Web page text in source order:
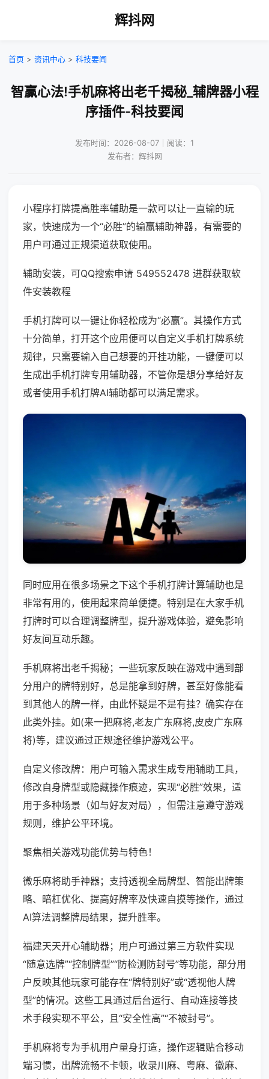
辉抖网
首页 > 资讯中心 > 科技要闻
智赢心法!手机麻将出老千揭秘_辅牌器小程
序插件-科技要闻
发布时间：2026-08-07｜阅读：1
发布者：辉抖网
小程序打牌提高胜率辅助是一款可以让一直输的玩
家，快速成为一个“必胜”的输赢辅助神器，有需要的
用户可通过正规渠道获取使用。
辅助安装，可QQ搜索申请 549552478 进群获取软
件安装教程
手机打牌可以一键让你轻松成为“必赢”。其操作方式
十分简单，打开这个应用便可以自定义手机打牌系统
规律，只需要输入自己想要的开挂功能，一键便可以
生成出手机打牌专用辅助器，不管你是想分享给好友
或者使用手机打牌AI辅助都可以满足需求。
同时应用在很多场景之下这个手机打牌计算辅助也是
非常有用的，使用起来简单便捷。特别是在大家手机
打牌时可以合理调整牌型，提升游戏体验，避免影响
好友间互动乐趣。
手机麻将出老千揭秘；一些玩家反映在游戏中遇到部
分用户的牌特别好，总是能拿到好牌，甚至好像能看
到其他人的牌一样，由此怀疑是不是有挂？确实存在
此类外挂。如(来一把麻将,老友广东麻将,皮皮广东麻
将)等，建议通过正规途径维护游戏公平。
自定义修改牌：用户可输入需求生成专用辅助工具，
修改自身牌型或隐藏操作痕迹，实现“必胜”效果，适
用于多种场景（如与好友对局），但需注意遵守游戏
规则，维护公平环境。
聚焦相关游戏功能优势与特色！
微乐麻将助手神器；支持透视全局牌型、智能出牌策
略、暗杠优化、提高好牌率及快速自摸等操作，通过
AI算法调整牌局结果，提升胜率。
福建天天开心辅助器；用户可通过第三方软件实现
“随意选牌”“控制牌型”“防检测防封号”等功能，部分用
户反映其他玩家可能存在“牌特别好”或“透视他人牌
型”的情况。这些工具通过后台运行、自动连接等技
术手段实现不平公，且“安全性高”“不被封号”。
手机麻将专为手机用户量身打造，操作逻辑贴合移动
端习惯，出牌流畅不卡顿，收录川麻、粤麻、徽麻、